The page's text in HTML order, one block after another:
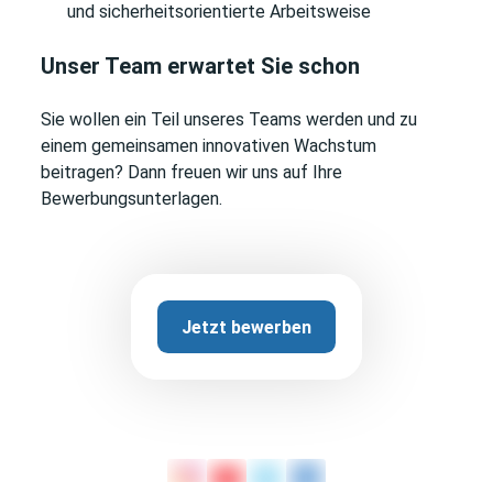
und sicherheitsorientierte Arbeitsweise
Unser Team erwartet Sie schon
Sie wollen ein Teil unseres Teams werden und zu
einem gemeinsamen innovativen Wachstum
beitragen? Dann freuen wir uns auf Ihre
Bewerbungsunterlagen.
Jetzt bewerben